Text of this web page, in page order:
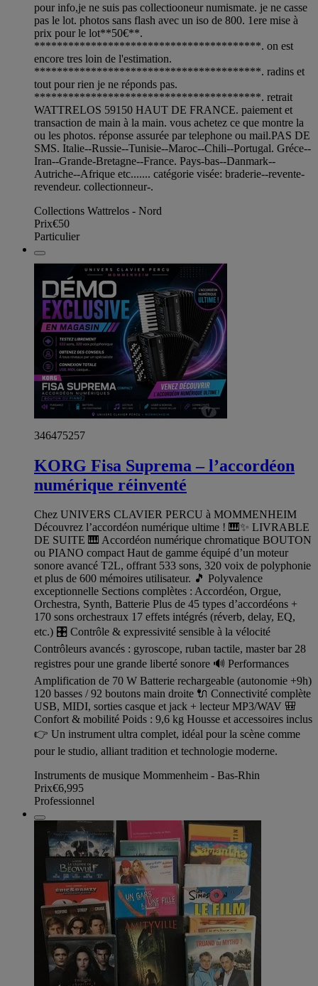
pour info,je ne suis pas collectiooneur numismate. je ne casse
pas le lot. photos sans flash avec un iso de 800. 1ere mise à
prix pour le lot**50€**.
****************************************. on est
encore tres loin de l'estimation.
****************************************. radins et
tout pour rien je ne réponds pas.
****************************************. retrait
WATTRELOS 59150 HAUT DE FRANCE. paiement et
transaction de main à la main. vous achetez ce que montre la
ou les photos. réponse assurée par telephone ou mail.PAS DE
SMS. Italie--Russie--Tunisie--Maroc--Chili--Portugal. Gréce--
Iran--Grande-Bretagne--France. Pays-bas--Danmark--
Autriche--Afrique etc....... catégorie visée: braderie--revente-
revendeur. collectionneur-.
Collections Wattrelos - Nord
Prix€50
Particulier
346475257
KORG Fisa Suprema – l’accordéon
numérique réinventé
Chez UNIVERS CLAVIER PERCU à MOMMENHEIM
Découvrez l’accordéon numérique ultime ! 🎹✨ LIVRABLE
DE SUITE 🎹 Accordéon numérique chromatique BOUTON
ou PIANO compact Haut de gamme équipé d’un moteur
sonore avancé T2L, offrant 533 sons, 320 voix de polyphonie
et plus de 600 mémoires utilisateur. 🎵 Polyvalence
exceptionnelle Sections complètes : Accordéon, Orgue,
Orchestra, Synth, Batterie Plus de 45 types d’accordéons +
170 sons orchestraux 17 effets intégrés (réverb, delay, EQ,
etc.) 🎛️ Contrôle & expressivité sensible à la vélocité
Contrôleurs avancés : gyroscope, ruban tactile, master bar 28
registres pour une grande liberté sonore 🔊 Performances
Amplification de 70 W Batterie rechargeable (autonomie +9h)
120 basses / 92 boutons main droite 🔌 Connectivité complète
USB, MIDI, sorties casque et jack + lecteur MP3/WAV 🎒
Confort & mobilité Poids : 9,6 kg Housse et accessoires inclus
👉 Un instrument ultra complet, idéal pour la scène comme
pour le studio, alliant tradition et technologie moderne.
Instruments de musique Mommenheim - Bas-Rhin
Prix€6,995
Professionnel